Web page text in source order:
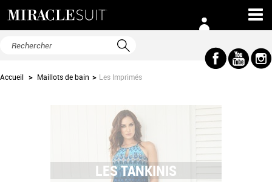
Accueil > Maillots de bain > Les Imprimés
LES TANKINIS